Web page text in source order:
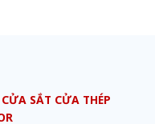
SẮT CỬA THÉP